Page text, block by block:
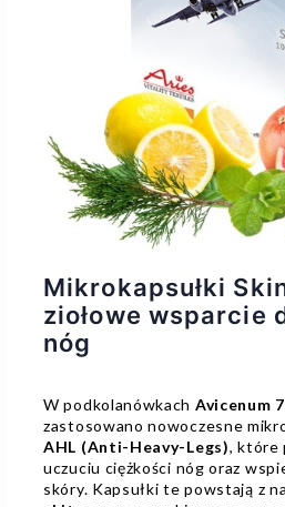
Mikrokapsułki
ziołowe wsparcie
nóg
W podkolanówkach Avicenum
zastosowano nowoczesne
AHL (Anti-Heavy-Legs), które
uczuciu ciężkości nóg oraz
skóry. Kapsułki te powstają z